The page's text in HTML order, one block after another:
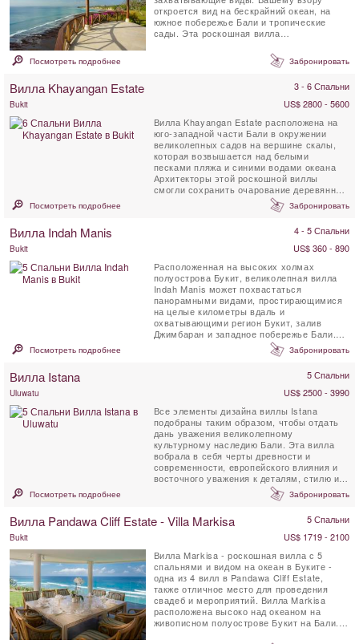
откроется вид на бескрайний океан, на
южное побережье Бали и тропические
сады. Эта роскошная вилла
Посмотреть подробнее Забронировать
Вилла Khayangan Estate 3 - 6 Спальни
Bukit
US$ 2800 - 5600
Вилла Khayangan Estate расположена на
юго-западной части Бали в окружении
великолепных садов на вершине скалы,
которая возвышается над белыми
песками пляжа и синими водами океана
Архитекторы этой роскошной виллы
смогли сохранить очарование деревянных
Посмотреть подробнее Забронировать
Вилла Indah Manis 4 - 5 Спальни
Bukit
US$ 360 - 890
Расположенная на высоких холмах
полуострова Букит, великолепная вилла
Indah Manis может похвастаться
панорамными видами, простирающимися
на целые километры вдаль и
охватывающими регион Букит, залив
Джимбаран и западное побережье Бали.
Вилла отличается полностью ...
Посмотреть подробнее Забронировать
Вилла Istana 5 Спальни
Uluwatu
US$ 2500 - 3990
Все элементы дизайна виллы Istana
подобраны таким образом, чтобы отдать
дань уважения великолепному
культурному наследию Бали. Эта вилла
вобрала в себя черты древности и
современности, европейского влияния и
восточного уважения к деталям, стилю и
Посмотреть подробнее Забронировать
Вилла Pandawa Cliff Estate - Villa Markisa 5 Спальни
Bukit
US$ 1719 - 2100
Вилла Markisa - роскошная вилла с 5
спальнями и видом на океан в Буките -
одна из 4 вилл в Pandawa Cliff Estate,
также отличное место для проведения
свадеб и мероприятий. Вилла Markisa
расположена высоко над океаном на
живописном полуострове Букит на Бали.